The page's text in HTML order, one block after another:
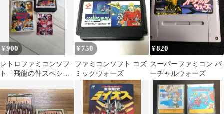
¥900
レトロファミコンソフ
ト「飛龍の件スペシャ
ーズ」
¥ 750
ファミコンソフト コズ
ミックウォーズ
¥820
スーパーファミコン バ
ーチャルウォーズ